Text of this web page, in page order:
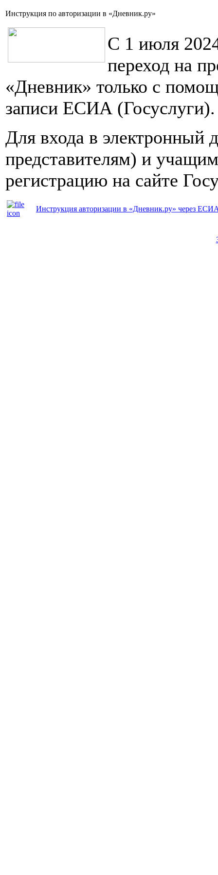
Инструкция по авторизации в «Дневник.ру»
С 1 июля
переход на
«Дневник» только с
записи ЕСИА (Госуслуги).
Для входа в электронный
представителям) и
регистрацию на сайте
Инструкция авторизации в «Дневник.ру» через